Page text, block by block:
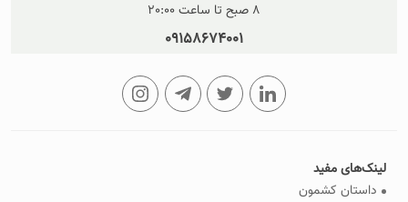
8 صبح تا ساعت 20:00
09158674001
لینک‌های مفید
داستان کشمون